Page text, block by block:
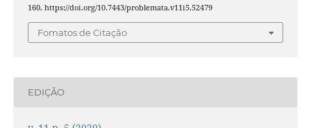
160. https://doi.org/10.7443/problemata.v11i5.52479
Fomatos de Citação
EDIÇÃO